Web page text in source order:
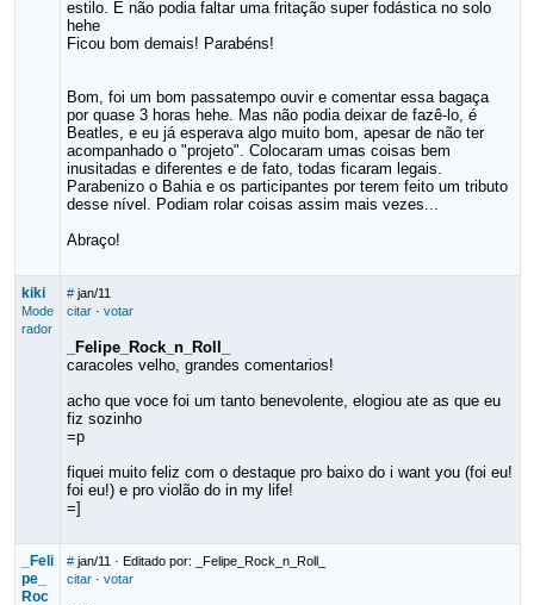
estilo. E não podia faltar uma fritação super fodástica no solo
hehe
Ficou bom demais! Parabéns!
Bom, foi um bom passatempo ouvir e comentar essa bagaça
por quase 3 horas hehe. Mas não podia deixar de fazê-lo, é
Beatles, e eu já esperava algo muito bom, apesar de não ter
acompanhado o "projeto". Colocaram umas coisas bem
inusitadas e diferentes e de fato, todas ficaram legais.
Parabenizo o Bahia e os participantes por terem feito um tributo
desse nível. Podiam rolar coisas assim mais vezes...
Abraço!
kiki
Mode
rador
# jan/11
citar· votar
_Felipe_Rock_n_Roll_
caracoles velho, grandes comentarios!
acho que voce foi um tanto benevolente, elogiou ate as que eu
fiz sozinho
=p
fiquei muito feliz com o destaque pro baixo do i want you (foi eu!
foi eu!) e pro violão do in my life!
=]
_Feli
pe_
Roc
# jan/11 · Editado por: _Felipe_Rock_n_Roll_
citar· votar